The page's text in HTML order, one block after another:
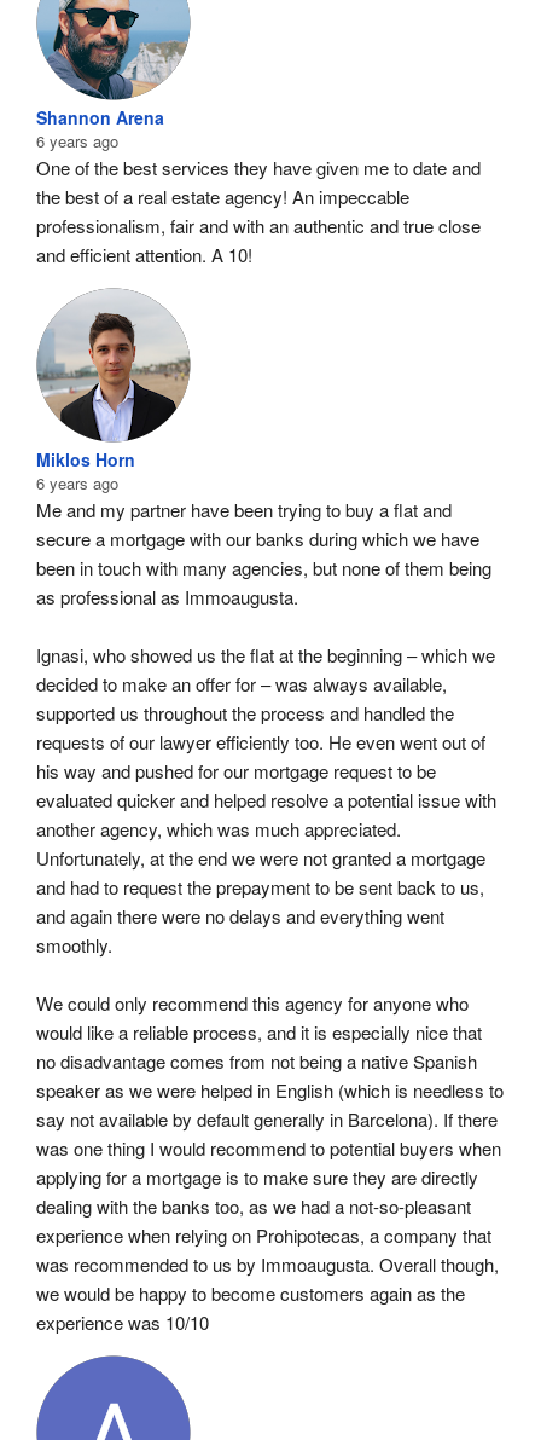
Shannon Arena
6 years ago
One of the best services they have given me to date and
the best of a real estate agency! An impeccable
professionalism, fair and with an authentic and true close
and efficient attention. A 10!
Miklos Horn
6 years ago
Me and my partner have been trying to buy a flat and
secure a mortgage with our banks during which we have
been in touch with many agencies, but none of them being
as professional as Immoaugusta.
Ignasi, who showed us the flat at the beginning – which we
decided to make an offer for – was always available,
supported us throughout the process and handled the
requests of our lawyer efficiently too. He even went out of
his way and pushed for our mortgage request to be
evaluated quicker and helped resolve a potential issue with
another agency, which was much appreciated.
Unfortunately, at the end we were not granted a mortgage
and had to request the prepayment to be sent back to us,
and again there were no delays and everything went
smoothly.
We could only recommend this agency for anyone who
would like a reliable process, and it is especially nice that
no disadvantage comes from not being a native Spanish
speaker as we were helped in English (which is needless to
say not available by default generally in Barcelona). If there
was one thing I would recommend to potential buyers when
applying for a mortgage is to make sure they are directly
dealing with the banks too, as we had a not-so-pleasant
experience when relying on Prohipotecas, a company that
was recommended to us by Immoaugusta. Overall though,
we would be happy to become customers again as the
experience was 10/10